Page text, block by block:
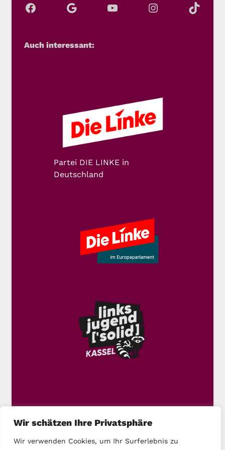
Wir schätzen Ihre Privatsphäre
Wir verwenden Cookies, um Ihr Surferlebnis zu
Auch interessant:
Partei DIE LINKE in
Deutschland